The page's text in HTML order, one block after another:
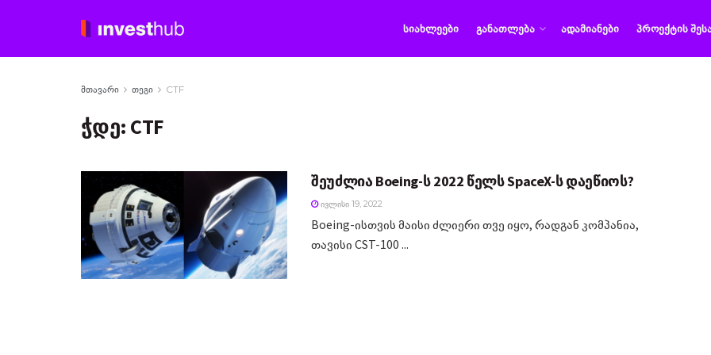
ᲡᲘᲐᲮᲚᲔᲔᲑᲘ ᲒᲐᲜᲐᲗᲚᲔᲑᲐ ᲐᲓᲐᲛᲘᲐᲜᲔᲑᲘ ᲞᲠᲝᲔᲥᲢᲘᲡ
მთავარი თეგი CTF
ჭდე: CTF
შეუძლია Boeing-ს 2022 წელს SpaceX-ს დაეწიოს?
ᲘᲕᲚᲘᲡᲘ 19, 2022
Boeing-ისთვის მაისი ძლიერი თვე იყო, რადგან კომპანია,
თავისი CST-100 ...